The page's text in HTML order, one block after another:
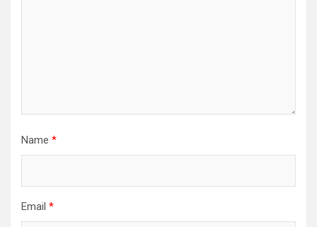
Name *
Email *